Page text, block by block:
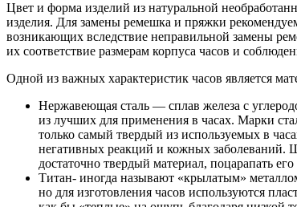
Цвет и форма изделий из натуральной
изделия. Для замены ремешка и пряжки
возникающих вследствие неправильной замены
их соответствие размерам корпуса часов и
Одной из важных характеристик часов является
Нержавеющая сталь — сплав железа с
из лучших для применения в часах. Марки
только самый твердый из используемых в
негативных реакций и кожных
достаточно твердый материал, поцарапать
Титан- иногда называют «крылатым»
но для изготовления часов используются